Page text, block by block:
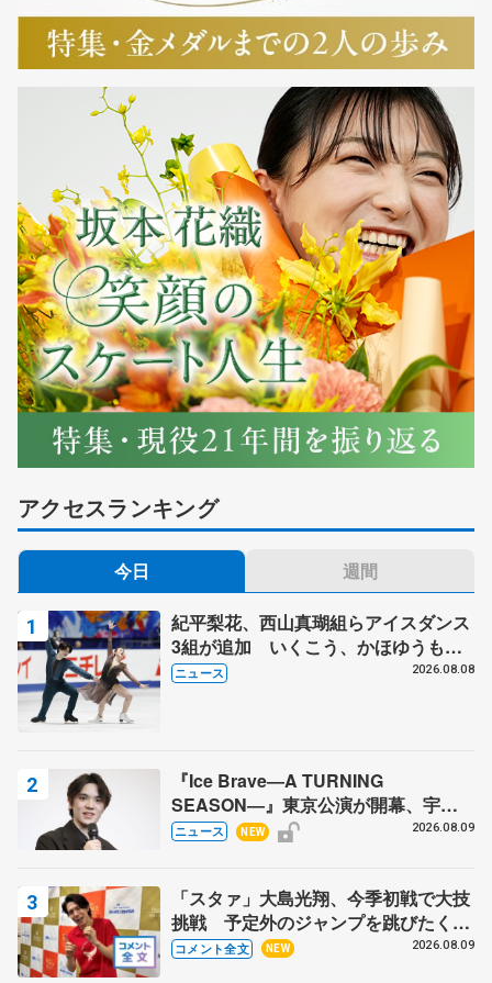
アクセスランキング
今日 週間
紀平梨花、西山真瑚組らアイスダンス
3組が追加 いくこう、かほゆうも、
木下グループ杯
ニュース 2026.08.08
『Ice Brave―A TURNING
SEASON―』東京公演が開幕、宇野
昌磨の『Ice Brave』にかける思いを
ニュース NEW 2026.08.09
「スタァ」大島光翔、今季初戦で大技
挑戦 予定外のジャンプを跳びたくな
った理由とは… 【関東サマートロフ
コメント全文 NEW 2026.08.09